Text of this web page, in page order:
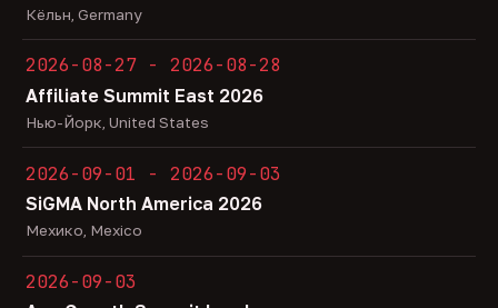
Кёльн, Germany
2026-08-27 - 2026-08-28
Affiliate Summit East 2026
Нью-Йорк, United States
2026-09-01 - 2026-09-03
SiGMA North America 2026
Мехико, Mexico
2026-09-03